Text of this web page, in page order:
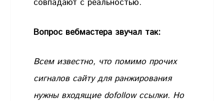
совпадают с реальностью.
Вопрос вебмастера звучал так:
Всем известно, что помимо прочих
сигналов сайту для ранжирования
нужны входящие dofollow ссылки. Но